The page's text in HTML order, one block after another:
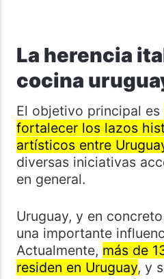
La herencia
cocina
El objetivo principal es
fortalecer los lazos
artísticos entre
diversas iniciativas
en general.
Uruguay, y en
una importante
Actualmente, más de
residen en Uruguay, y